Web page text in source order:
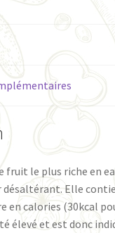
fruit le plus riche en
Elle
en calories (30kcal
élevé et est donc